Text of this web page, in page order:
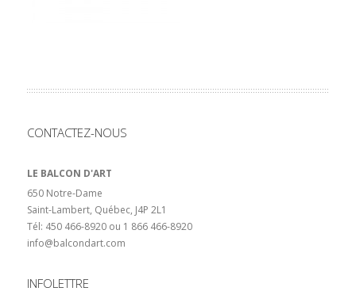
CONTACTEZ-NOUS
LE BALCON D'ART
650 Notre-Dame
Saint-Lambert, Québec, J4P 2L1
Tél: 450 466-8920 ou 1 866 466-8920
info@balcondart.com
INFOLETTRE